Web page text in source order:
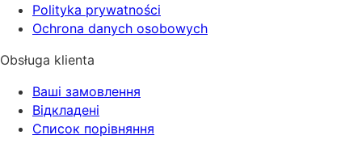
Polityka prywatności
Ochrona danych osobowych
Obsługa klienta
Ваші замовлення
Відкладені
Список порівняння